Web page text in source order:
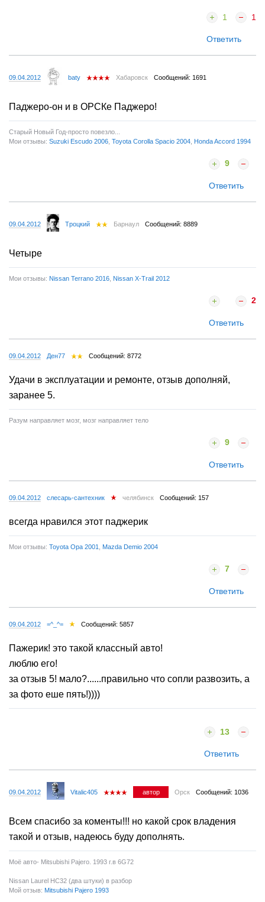
1 1
Ответить
09.04.2012 baty Хабаровск Сообщений: 1691
Паджеро-он и в ОРСКе Паджеро!
Старый Новый Год-просто повезло...
Мои отзывы: Suzuki Escudo 2006, Toyota Corolla Spacio 2004, Honda Accord 1994
9
Ответить
09.04.2012 Tроцкий Барнаул Сообщений: 8889
Четыре
Мои отзывы: Nissan Terrano 2016 Nissan X-Trail 2012
2
Ответить
09.04.2012 Ден77 Сообщений: 8772
Удачи в эксплуатации и ремонте, отзыв дополняй,
заранее 5.
Разум направляет мозг, мозг направляет тело
9
Ответить
09.04.2012 слесарь-сантехник челябинск Сообщений: 157
всегда нравился этот паджерик
Мои отзывы: Toyota Opa 2001 Mazda Demio 2004
7
Ответить
09.04.2012 =^_^= Сообщений: 5857
Пажерик! это такой классный авто!
люблю его!
за отзыв 5! мало?......правильно что сопли развозить, а
за фото еше пять!))))
13
Ответить
09.04.2012 Vitalic405 автор Орск Сообщений: 1036
Всем спасибо за коменты!!! но какой срок владения
такой и отзыв, надеюсь буду дополнять.
Моё авто- Mitsubishi Pajero. 1993 г.в 6G72
Nissan Laurel HC32 (два штуки) в разбор
Мой отзыв: Mitsubishi Pajero 1993